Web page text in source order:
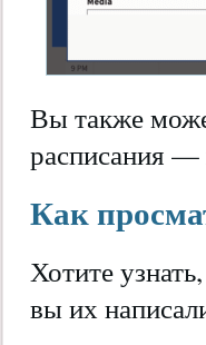
Вы также
расписания —
Как
Хотите
вы их